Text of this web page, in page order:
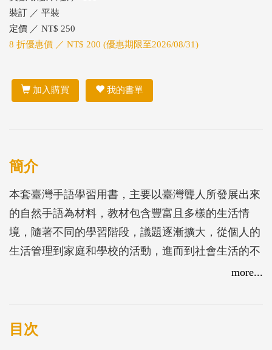
裝訂 ／ 平裝
定價 ／ NT$ 250
8 折優惠價 ／ NT$ 200 (優惠期限至2026/08/31)
加入購買 我的書單
簡介
本套臺灣手語學習用書，主要以臺灣聾人所發展出來
的自然手語為材料，教材包含豐富且多樣的生活情
境，隨著不同的學習階段，議題逐漸擴大，從個人的
生活管理到家庭和學校的活動，進而到社會生活的不
同場合，希望學生能透過不同場合的情境內容，熟悉
者。教材中的詞彙有助於課文的理解與表達，每一個
單元的聾人文化議題，均是特別設計，讓學生有機會
more...
目次